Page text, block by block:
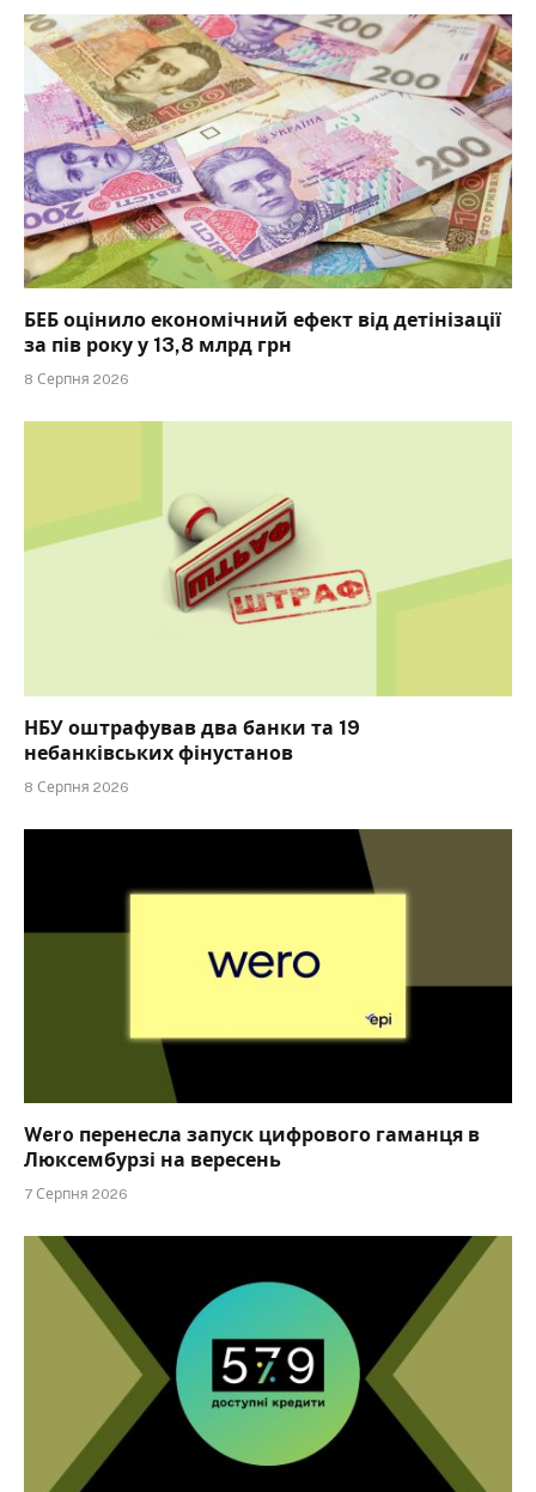
БЕБ оцінило економічний ефект від детінізації
за пів року у 13,8 млрд грн
8 Серпня 2026
НБУ оштрафував два банки та 19
небанківських фінустанов
8 Серпня 2026
Wero перенесла запуск цифрового гаманця в
Люксембурзі на вересень
7 Серпня 2026